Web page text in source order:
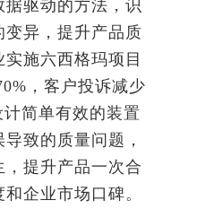
驱动的方法，识
变异，提升产品质
施六西格玛项目
，客户投诉减少
简单有效的装置
致的质量问题，
，提升产品一次合
企业市场口碑。